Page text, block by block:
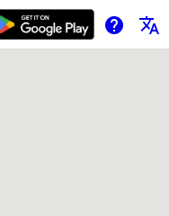
help translate